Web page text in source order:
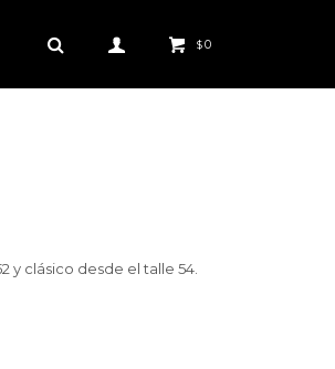
$0
y clásico desde el talle 54.